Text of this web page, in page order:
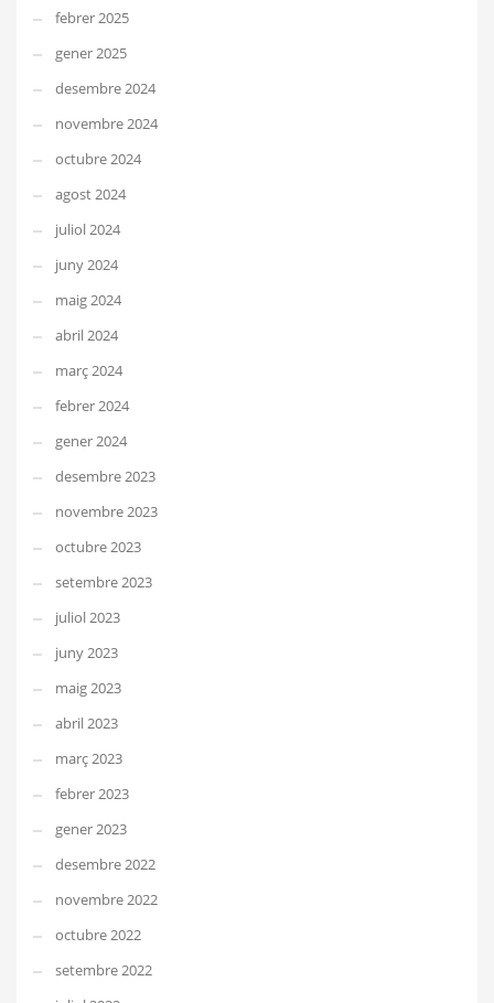
febrer 2025
gener 2025
desembre 2024
novembre 2024
octubre 2024
agost 2024
juliol 2024
juny 2024
maig 2024
abril 2024
març 2024
febrer 2024
gener 2024
desembre 2023
novembre 2023
octubre 2023
setembre 2023
juliol 2023
juny 2023
maig 2023
abril 2023
març 2023
febrer 2023
gener 2023
desembre 2022
novembre 2022
octubre 2022
setembre 2022